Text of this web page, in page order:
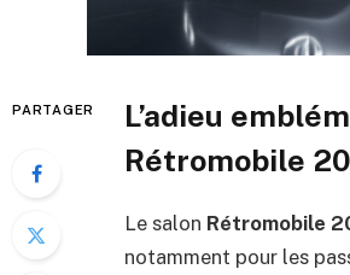
PARTAGER
L’adieu
Rétromobile
Le salon Rétromobile
notamment pour les